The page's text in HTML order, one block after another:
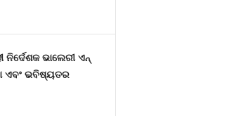
ନିର୍ଦେଶକ ଭାଲେରୀ ଏନ୍
ଏବଂ ଭବିଷ୍ୟତର